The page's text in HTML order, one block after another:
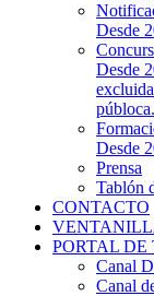
Desde
Desde
públoca.
Desde
Prensa
Tablón
CONTACTO
PORTAL DE
Canal
Canal